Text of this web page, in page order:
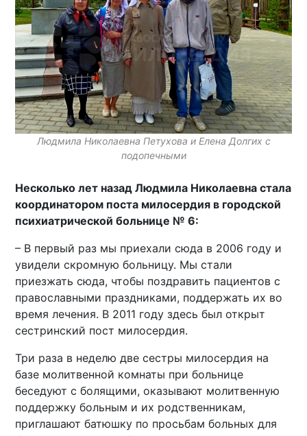
Людмила Николаевна Петухова и Елена Долгих с
подопечными
Несколько лет назад Людмила Николаевна стала
координатором поста милосердия в городской
психиатрической больнице № 6:
– В первый раз мы приехали сюда в 2006 году и
увидели скромную больницу. Мы стали
приезжать сюда, чтобы поздравить пациентов с
православными праздниками, поддержать их во
время лечения. В 2011 году здесь был открыт
сестринский пост милосердия.
Три раза в неделю две сестры милосердия на
базе молитвенной комнаты при больнице
беседуют с болящими, оказывают молитвенную
поддержку больным и их родственникам,
приглашают батюшку по просьбам больных для